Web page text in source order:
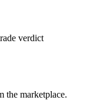
verdict
the marketplace.